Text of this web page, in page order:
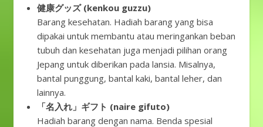
健康グッズ (kenkou guzzu)
Barang kesehatan. Hadiah barang yang bisa
dipakai untuk membantu atau meringankan beban
tubuh dan kesehatan juga menjadi pilihan orang
Jepang untuk diberikan pada lansia. Misalnya,
bantal punggung, bantal kaki, bantal leher, dan
lainnya.
「名入れ」ギフト (naire gifuto)
Hadiah barang dengan nama. Benda spesial